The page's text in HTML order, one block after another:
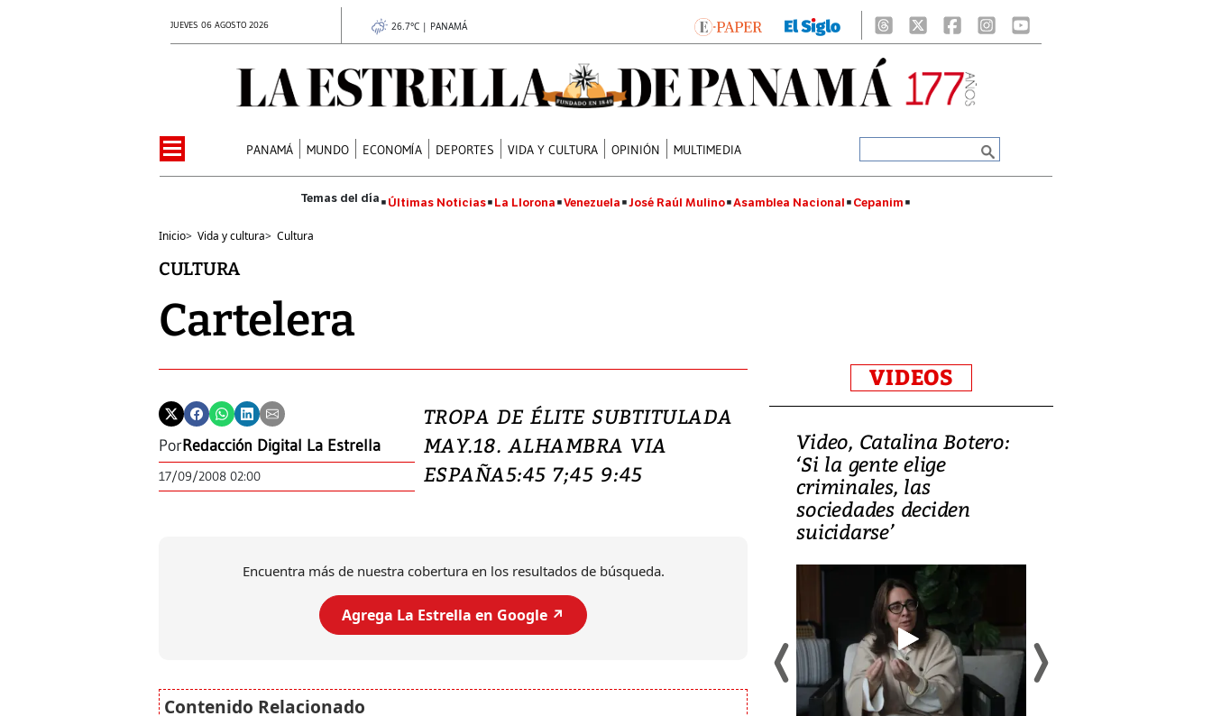
JUEVES 06 AGOSTO 2026 26.7°C | PANAMÁ
PANAMÁ MUNDO ECONOMÍA DEPORTES VIDA Y CULTURA OPINIÓN MULTIMEDIA
Últimas Noticias La Llorona Venezuela José Raúl Mulino Asamblea Nacional Cepanim
Inicio> Vida y cultura> Cultura
CULTURA
Cartelera
PorRedacción Digital La Estrella
17/09/2008 02:00
TROPA DE ÉLITE SUBTITULADA
MAY.18. ALHAMBRA VIA
ESPAÑA5:45 7;45 9:45
Encuentra más de nuestra cobertura en los resultados de búsqueda.
Agrega La Estrella en Google ↗️
VIDEOS
Video, Japón: Terremoto
deja heridos y graves
daños en Kumamoto
Un fuerte terremoto de magnitud
Video, Catalina Botero:
‘Si la gente elige
criminales, las
sociedades deciden
suicidarse’